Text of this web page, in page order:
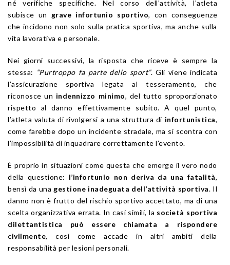
né verifiche specifiche. Nel corso dell’attività, l’atleta
subisce un grave infortunio sportivo, con conseguenze
che incidono non solo sulla pratica sportiva, ma anche sulla
vita lavorativa e personale.
Nei giorni successivi, la risposta che riceve è sempre la
stessa: “Purtroppo fa parte dello sport”. Gli viene indicata
l’assicurazione sportiva legata al tesseramento, che
riconosce un indennizzo minimo, del tutto sproporzionato
rispetto al danno effettivamente subito. A quel punto,
l’atleta valuta di rivolgersi a una struttura di infortunistica,
come farebbe dopo un incidente stradale, ma si scontra con
l’impossibilità di inquadrare correttamente l’evento.
È proprio in situazioni come questa che emerge il vero nodo
della questione: l’infortunio non deriva da una fatalità,
bensì da una gestione inadeguata dell’attività sportiva. Il
danno non è frutto del rischio sportivo accettato, ma di una
scelta organizzativa errata. In casi simili, la società sportiva
dilettantistica può essere chiamata a rispondere
civilmente, così come accade in altri ambiti della
responsabilità per lesioni personali.